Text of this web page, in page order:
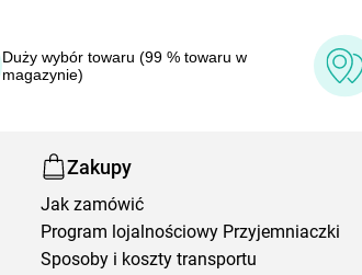
Duży wybór towaru (99 % towaru w
magazynie)
Zakupy
Jak zamówić
Program lojalnościowy Przyjemniaczki
Sposoby i koszty transportu